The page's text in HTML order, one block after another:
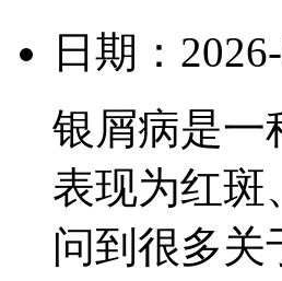
日期：
银屑病是一
表现为红斑
问到很多关